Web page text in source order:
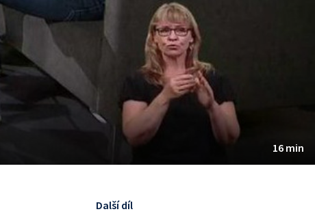
16 min
Další díl